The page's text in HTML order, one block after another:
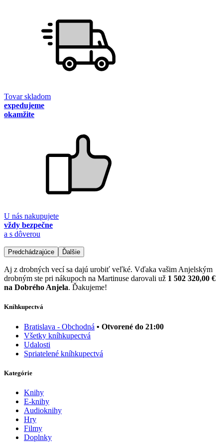
Tovar skladom
expedujeme
okamžite
U nás nakupujete
vždy bezpečne
a s dôverou
Predchádzajúce Ďalšie
Aj z drobných vecí sa dajú urobiť veľké. Vďaka vašim Anjelským
drobným ste pri nákupoch na Martinuse darovali už 1 502 320,00 €
na Dobrého Anjela. Ďakujeme!
Kníhkupectvá
Bratislava - Obchodná • Otvorené do 21:00
Všetky kníhkupectvá
Udalosti
Spriatelené kníhkupectvá
Kategórie
Knihy
E-knihy
Audioknihy
Hry
Filmy
Doplnky